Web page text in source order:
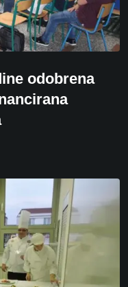
odobrena